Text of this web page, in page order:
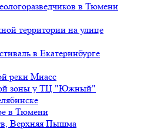
в Тюмени
территории на улице
в Екатеринбурге
реки Миасс
зоны у ТЦ "Южный"
в Тюмени
Верхняя Пышма